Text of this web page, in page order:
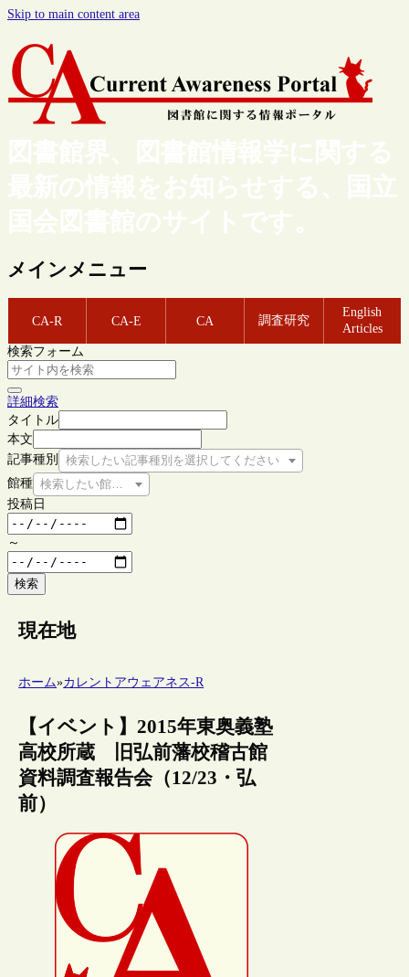
Skip to main content area
図書館界、図書館情報学に関する
最新の情報をお知らせする、国立
国会図書館のサイトです。
メインメニュー
CA-R CA-E CA 調査研究
English
Articles
検索フォーム
詳細検索
タイトル
本文
記事種別
検索したい記事種別を選択してください
館種 検索したい館種を選択してください
投稿日
～
検索
現在地
ホーム»カレントアウェアネス-R
【イベント】2015年東奥義塾
高校所蔵 旧弘前藩校稽古館
資料調査報告会（12/23・弘
前）